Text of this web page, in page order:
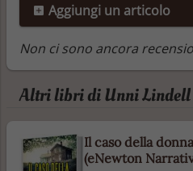
Aggiungi un articolo
Non ci sono ancora
Altri libri di Unni Lindell
Il caso della
(eNewton